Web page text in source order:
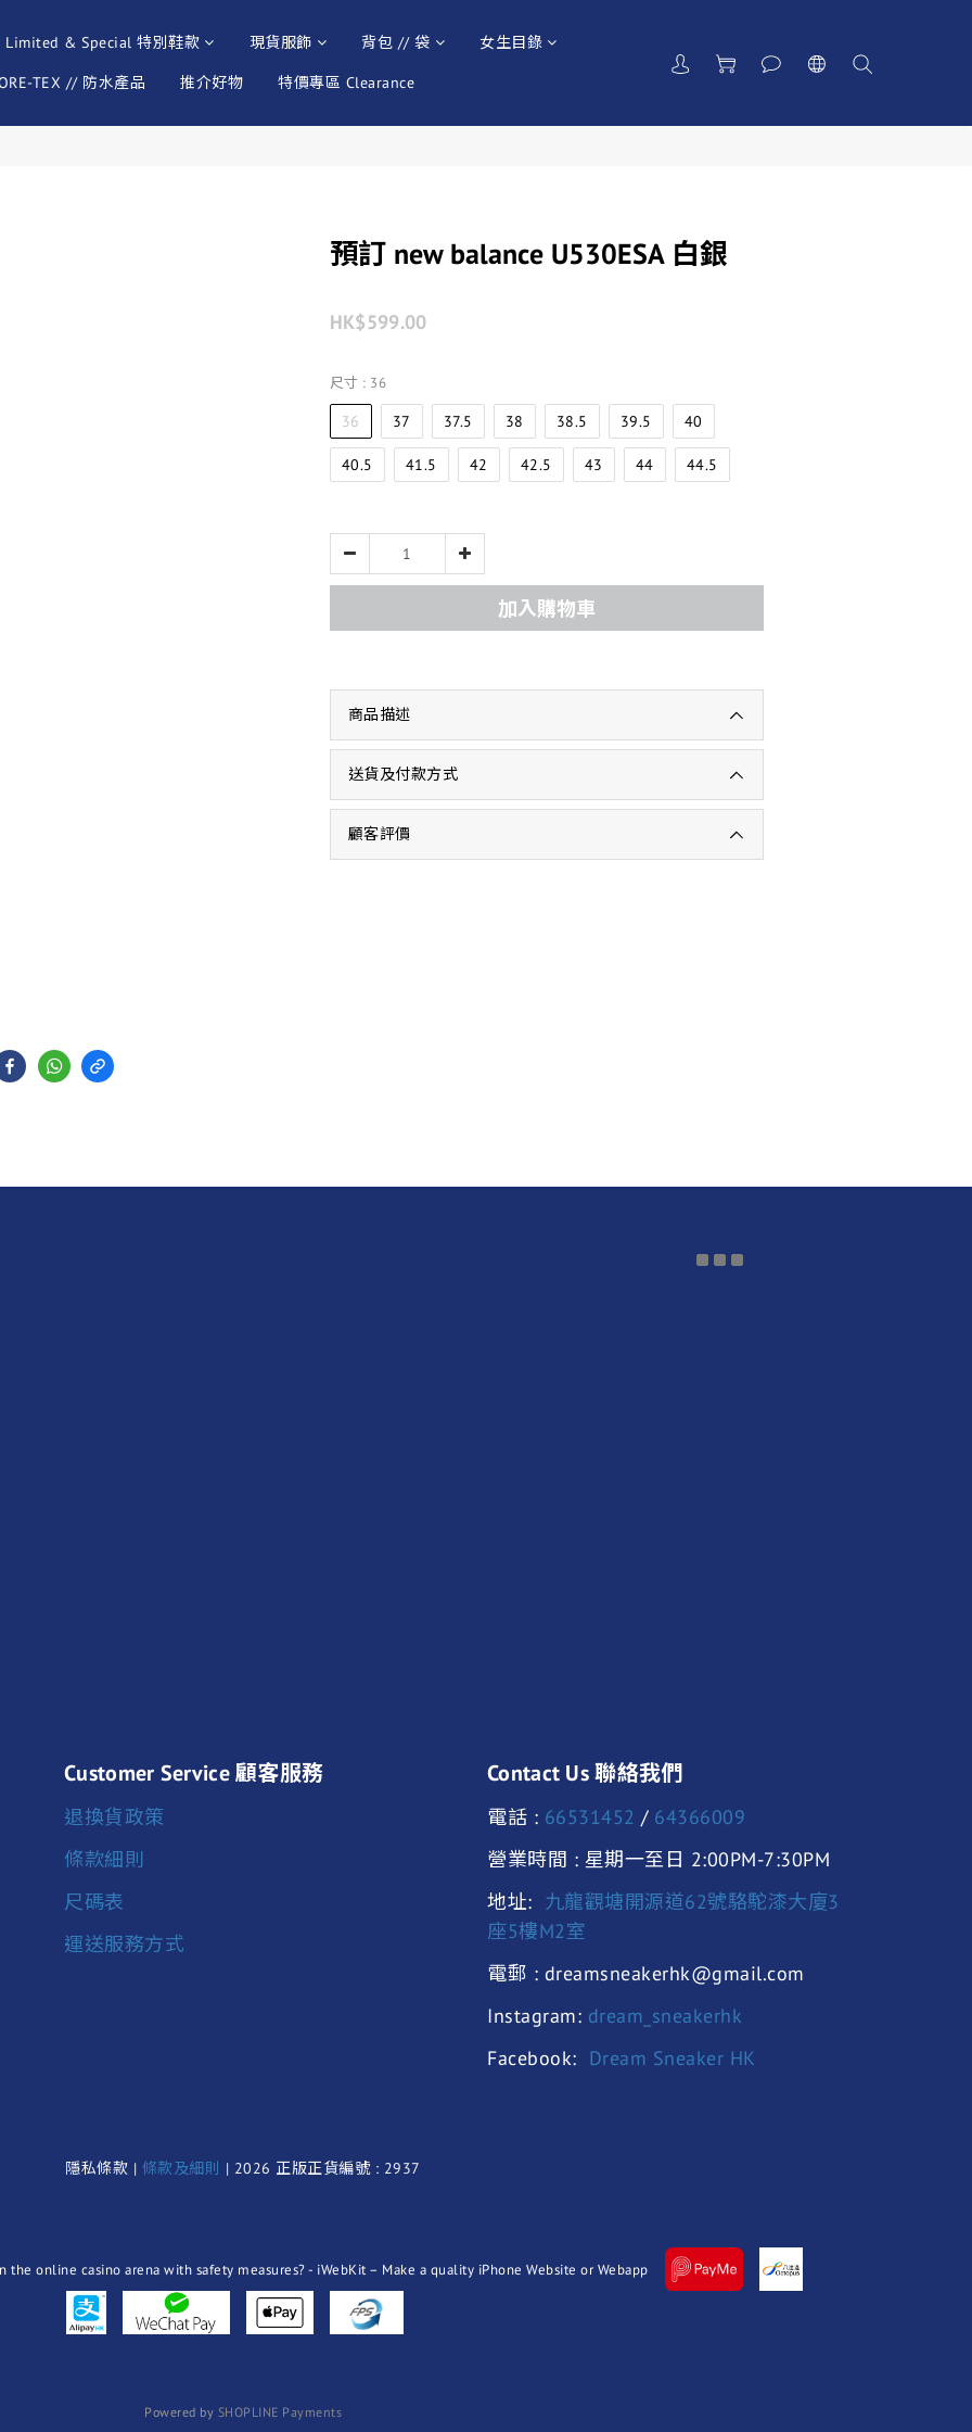
Limited & Special 特別鞋款 現貨服飾 背包 // 袋 女生目錄
TEX // 防水產品 推介好物 特價專區 Clearance
預訂 new balance U530ESA 白銀
HK$599.00
尺寸 : 36
36 37 37.5 38 38.5 39.5 40
40.5 41.5 42 42.5 43 44 44.5
加入購物車
商品描述
送貨及付款方式
顧客評價
Customer Service 顧客服務
退換貨政策
條款細則
尺碼表
運送服務方式
Contact Us 聯絡我們
電話 : 66531452 / 64366009
營業時間 : 星期一至日 2:00PM-7:30PM
地址:
九龍觀塘開源道62號駱駝漆大廈3
座5樓M2室
電郵 : dreamsneakerhk@gmail.com
Instagram: dream_sneakerhk
Facebook: Dream Sneaker HK
隱私條款 | 條款及細則 | 2026 正版正貨編號 : 2937
Powered by SHOPLINE Payments